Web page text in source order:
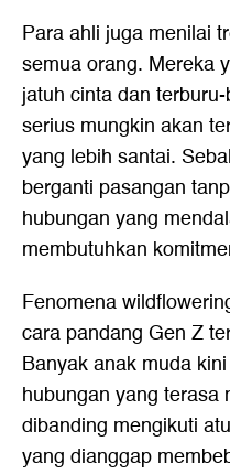
Para ahli juga menilai
semua orang. Mereka
jatuh cinta dan
serius mungkin akan
yang lebih santai.
berganti pasangan
hubungan yang
membutuhkan
Fenomena
cara pandang Gen Z
Banyak anak muda
hubungan yang terasa
dibanding mengikuti
yang dianggap